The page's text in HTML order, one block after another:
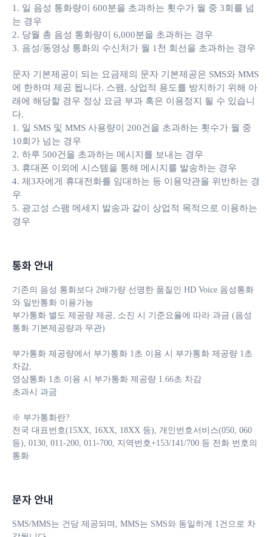
1. 일 음성 통화량이 600분을 초과하는 횟수가 월 중 3회를 넘
는 경우
2. 당월 총 음성 통화량이 6,000분을 초과하는 경우
3. 음성/동영상 통화의 수신처가 월 1천 회선을 초과하는 경우
문자 기본제공이 되는 요금제의 문자 기본제공은 SMS와 MMS
에 한하며 제공 됩니다. 스팸, 상업적 용도를 방지하기 위해 아
래에 해당할 경우 정상 요금 부과 혹은 이용정지 될 수 있습니
다.
1. 일 SMS 및 MMS 사용량이 200건을 초과하는 횟수가 월 중
10회가 넘는 경우
2. 하루 500건을 초과하는 메시지를 보내는 경우
3. 휴대폰 이외에 시스템을 통해 메시지를 발송하는 경우
4. 제3자에게 휴대전화를 임대하는 등 이용약관을 위반하는 경
우
5. 광고성 스팸 메세지 발송과 같이 상업적 목적으로 이용하는
경우
통화 안내
기존의 음성 통화보다 2배가량 선명한 품질인 HD Voice 음성통화
와 일반통화 이용가능
부가통화 별도 제공량 제공, 소진 시 기준요율에 따라 과금 (음성
통화 기본제공량과 무관)
부가통화 제공량에서 부가통화 1초 이용 시 부가통화 제공량 1초
차감,
영상통화 1초 이용 시 부가통화 제공량 1.66초 차감
초과시 과금
※ 부가통화란?
전국 대표번호(15XX, 16XX, 18XX 등), 개인번호서비스(050, 060
등), 0130, 011-200, 011-700, 지역번호+153/141/700 등 전화 번호의
통화
문자 안내
SMS/MMS는 건당 제공되며, MMS는 SMS와 동일하게 1건으로 차